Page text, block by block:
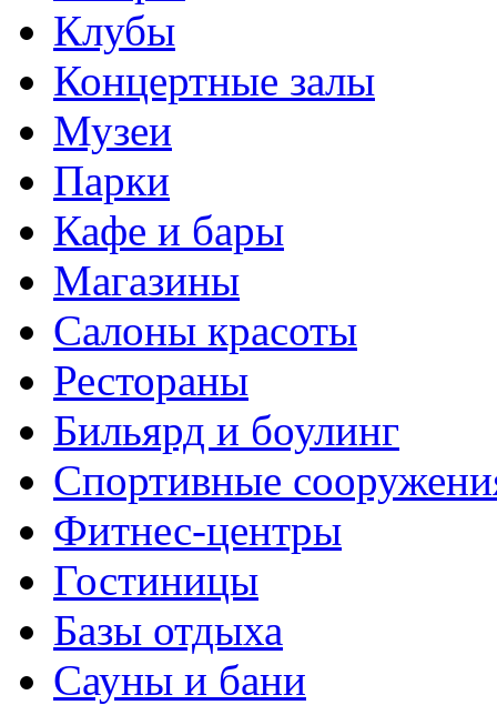
Клубы
Концертные залы
Музеи
Парки
Кафе и бары
Магазины
Салоны красоты
Рестораны
Бильярд и боулинг
Спортивные
Фитнес-центры
Гостиницы
Базы отдыха
Сауны и бани